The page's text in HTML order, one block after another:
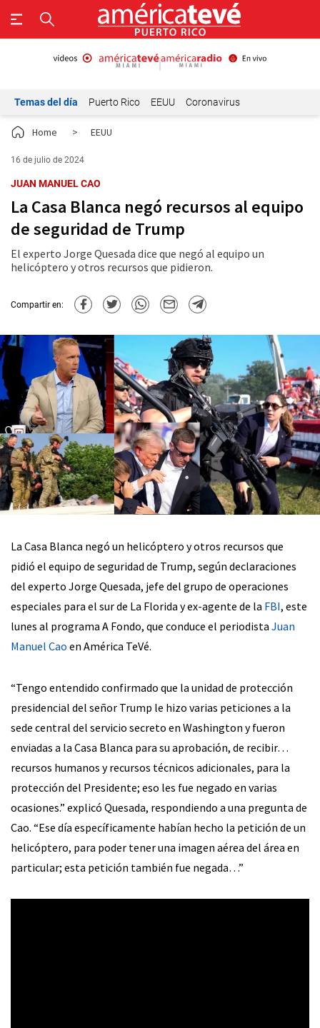
Temas del día Puerto Rico EEUU Coronavirus
Home > EEUU
16 de julio de 2024
JUAN MANUEL CAO
La Casa Blanca negó recursos al equipo
de seguridad de Trump
El experto Jorge Quesada dice que negó al equipo un
helicóptero y otros recursos que pidieron.
Compartir en:
La Casa Blanca negó un helicóptero y otros recursos que
pidió el equipo de seguridad de Trump, según declaraciones
del experto Jorge Quesada, jefe del grupo de operaciones
especiales para el sur de La Florida y ex-agente de la FBI, este
lunes al programa A Fondo, que conduce el periodista Juan
Manuel Cao en América TeVé.
“Tengo entendido confirmado que la unidad de protección
presidencial del señor Trump le hizo varias peticiones a la
sede central del servicio secreto en Washington y fueron
enviadas a la Casa Blanca para su aprobación, de recibir…
recursos humanos y recursos técnicos adicionales, para la
protección del Presidente; eso les fue negado en varias
ocasiones.” explicó Quesada, respondiendo a una pregunta de
Cao. “Ese día específicamente habían hecho la petición de un
helicóptero, para poder tener una imagen aérea del área en
particular; esta petición también fue negada…”